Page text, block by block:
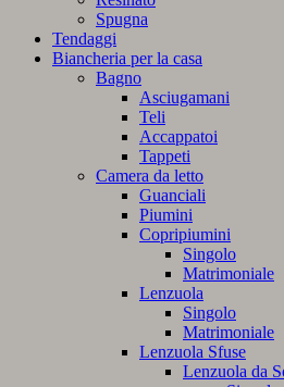
Spugna
Tendaggi
Biancheria per la casa
Bagno
Asciugamani
Teli
Accappatoi
Tappeti
Camera da letto
Guanciali
Piumini
Copripiumini
Singolo
Matrimoniale
Lenzuola
Singolo
Matrimoniale
Lenzuola Sfuse
Lenzuola da